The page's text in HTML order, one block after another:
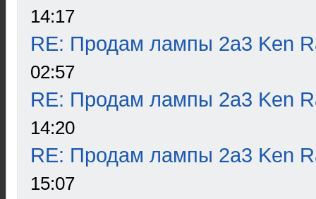
14:17
RE: Продам лампы 2а3 Ken
02:57
RE: Продам лампы 2а3 Ken
14:20
RE: Продам лампы 2а3 Ken
15:07